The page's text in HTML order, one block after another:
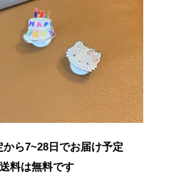
から7~28日でお届け予定
送料は無料です